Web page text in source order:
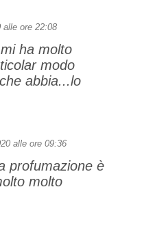
alle ore 22:08
ha molto
modo
abbia...lo
alle ore 09:36
profumazione è
molto